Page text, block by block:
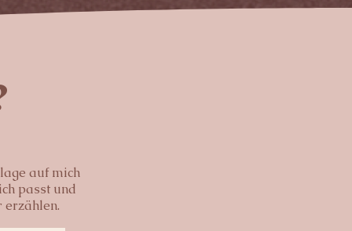
auf mich
passt und
erzählen.